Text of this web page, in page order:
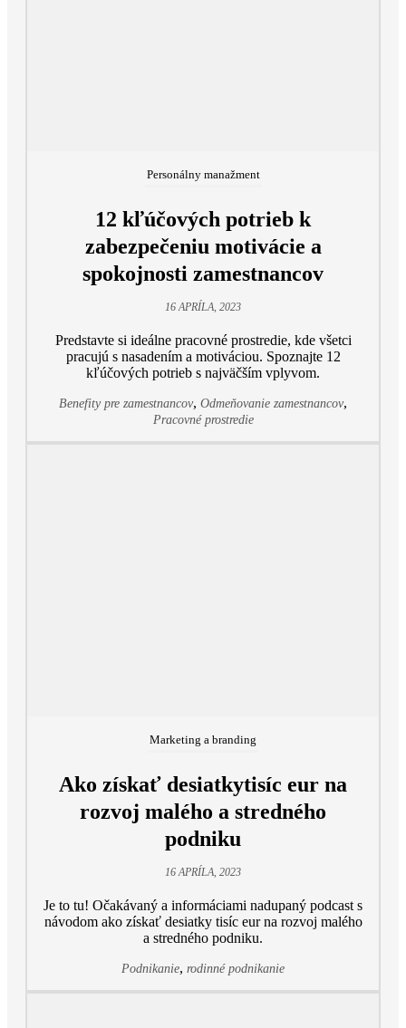
Personálny manažment
12 kľúčových potrieb k
zabezpečeniu motivácie a
spokojnosti zamestnancov
16 APRÍLA, 2023
Predstavte si ideálne pracovné prostredie, kde všetci
pracujú s nasadením a motiváciou. Spoznajte 12
kľúčových potrieb s najväčším vplyvom.
Benefity pre zamestnancov, Odmeňovanie zamestnancov,
Pracovné prostredie
Marketing a branding
Ako získať desiatkytisíc eur na
rozvoj malého a stredného
podniku
16 APRÍLA, 2023
Je to tu! Očakávaný a informáciami nadupaný podcast s
návodom ako získať desiatky tisíc eur na rozvoj malého
a stredného podniku.
Podnikanie, rodinné podnikanie